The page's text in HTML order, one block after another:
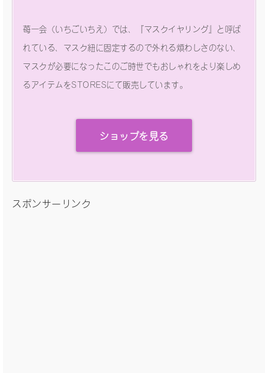
苺一会（いちごいちえ）では、『マスクイヤリング』と呼ば
れている、マスク紐に固定するので外れる煩わしさのない、
マスクが必要になったこのご時世でもおしゃれをより楽しめ
るアイテムをSTORESにて販売しています。
ショップを見る
スポンサーリンク